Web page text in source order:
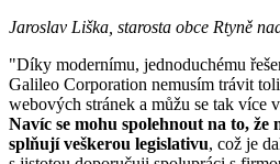
Jaroslav Liška, starosta obce Rtyně
"Díky modernímu, jednoduchému
Galileo Corporation nemusím trávit
webových stránek a můžu se tak více
Navíc se mohu spolehnout na to, že
splňují veškerou legislativu, což je